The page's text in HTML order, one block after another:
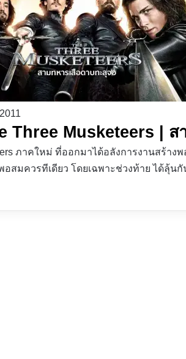
Three Musketeers |
ภาคใหม่ ที่ออกมาได้อลังการงานสร้าง
อสมควรทีเดียว โดยเฉพาะช่วงท้าย ได้ลุ้น